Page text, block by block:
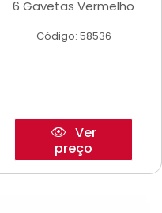
6 Gavetas Vermelho
Código: 58536
Ver
preço